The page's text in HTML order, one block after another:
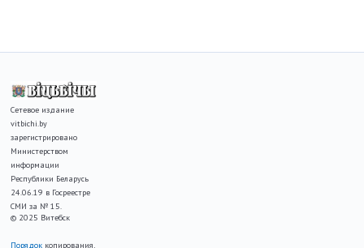
Сетевое издание
vitbichi.by
зарегистрировано
Министерством
информации
Республики Беларусь
24.06.19 в Госреестре
СМИ за № 15.
© 2025 Витебск
Порядок копирования,